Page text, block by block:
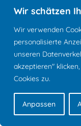
Wir schätzen
Wir verwenden
personalisierte
unseren
akzeptieren"
Cookies zu.
Anpassen